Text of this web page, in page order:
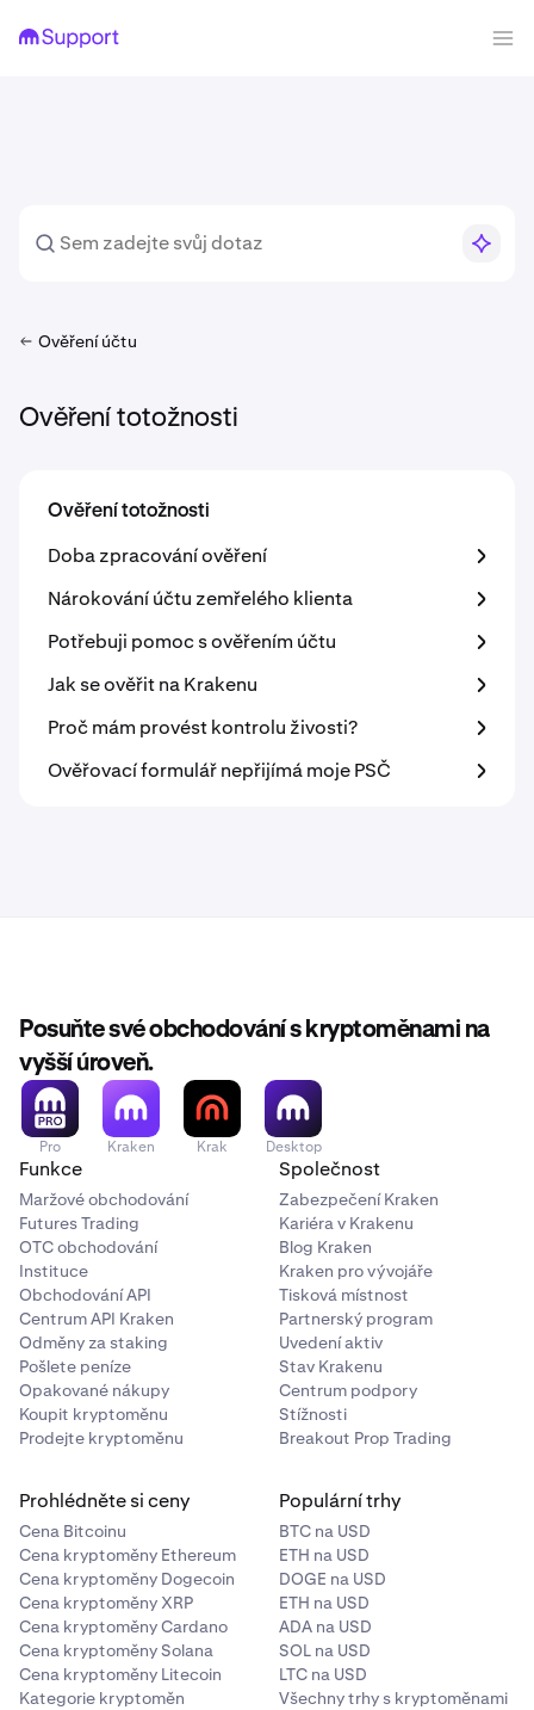
Ověření účtu
Ověření totožnosti
Ověření totožnosti
Doba zpracování ověření
Nárokování účtu zemřelého klienta
Potřebuji pomoc s ověřením účtu
Jak se ověřit na Krakenu
Proč mám provést kontrolu živosti?
Ověřovací formulář nepřijímá moje PSČ
Posuňte své obchodování s kryptoměnami na
vyšší úroveň.
Pro Kraken Krak Desktop
Funkce
Maržové obchodování
Futures Trading
OTC obchodování
Instituce
Obchodování API
Centrum API Kraken
Odměny za staking
Pošlete peníze
Opakované nákupy
Koupit kryptoměnu
Prodejte kryptoměnu
Společnost
Zabezpečení Kraken
Kariéra v Krakenu
Blog Kraken
Kraken pro vývojáře
Tisková místnost
Partnerský program
Uvedení aktiv
Stav Krakenu
Centrum podpory
Stížnosti
Breakout Prop Trading
Prohlédněte si ceny
Cena Bitcoinu
Cena kryptoměny Ethereum
Cena kryptoměny Dogecoin
Cena kryptoměny XRP
Cena kryptoměny Cardano
Cena kryptoměny Solana
Cena kryptoměny Litecoin
Kategorie kryptoměn
Populární trhy
BTC na USD
ETH na USD
DOGE na USD
ETH na USD
ADA na USD
SOL na USD
LTC na USD
Všechny trhy s kryptoměnami